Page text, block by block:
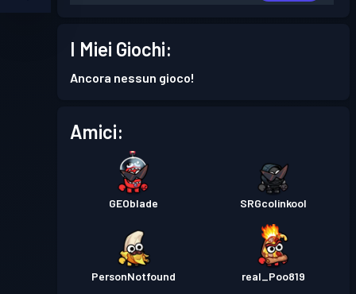
I Miei Giochi:
Ancora nessun gioco!
Amici:
GEOblade SRGcolinkool
PersonNotfound real_Poo819